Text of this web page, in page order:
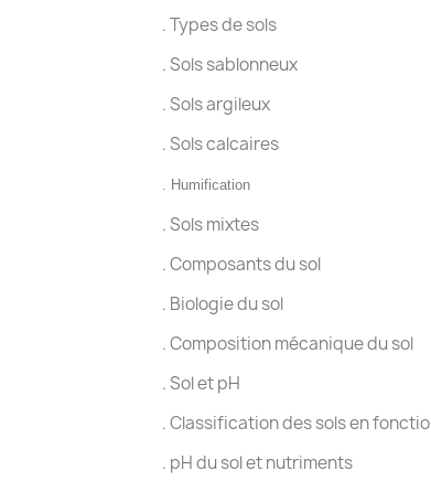
. Types de sols
. Sols sablonneux
. Sols argileux
. Sols calcaires
. Humification
. Sols mixtes
. Composants du sol
. Biologie du sol
. Composition mécanique du sol
. Sol et pH
. Classification des sols en
. pH du sol et nutriments